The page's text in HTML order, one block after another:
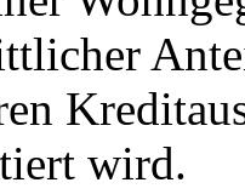
wird.